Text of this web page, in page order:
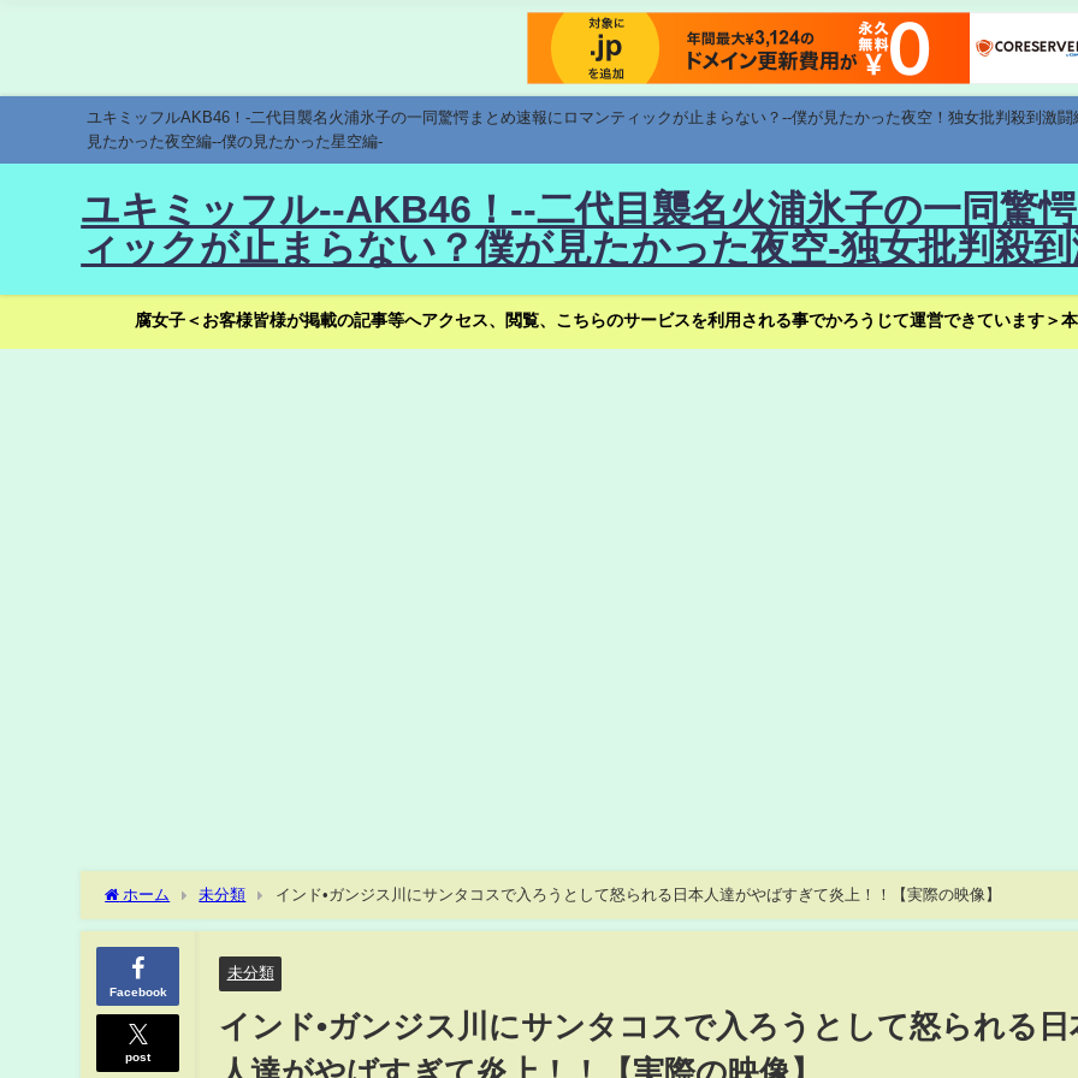
ユキミッフルAKB46！-二代目襲名火浦氷子の一同驚愕まとめ速報にロマンティックが止まらない？--僕が見たかった夜空！独女批判殺到激
見たかった夜空編--僕の見たかった星空編-
ユキミッフル--AKB46！--二代目襲名火浦氷子の一同驚
ィックが止まらない？僕が見たかった夜空-独女批判殺
腐女子＜お客様皆様が掲載の記事等へアクセス、閲覧、こちらのサービスを利用される事でかろうじて運営できています＞
ホーム 未分類 インド•ガンジス川にサンタコスで入ろうとして怒られる日本人達がやばすぎて炎上！！【実際の映像】
Facebook
post
未分類
インド•ガンジス川にサンタコスで入ろうとして怒られる日